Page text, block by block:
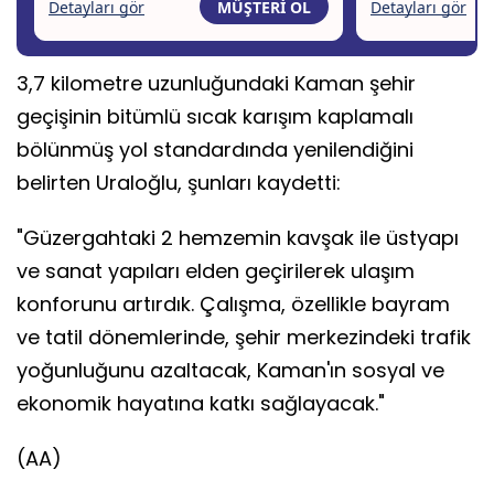
3,7 kilometre uzunluğundaki Kaman şehir
geçişinin bitümlü sıcak karışım kaplamalı
bölünmüş yol standardında yenilendiğini
belirten Uraloğlu, şunları kaydetti:
"Güzergahtaki 2 hemzemin kavşak ile üstyapı
ve sanat yapıları elden geçirilerek ulaşım
konforunu artırdık. Çalışma, özellikle bayram
ve tatil dönemlerinde, şehir merkezindeki trafik
yoğunluğunu azaltacak, Kaman'ın sosyal ve
ekonomik hayatına katkı sağlayacak."
(AA)